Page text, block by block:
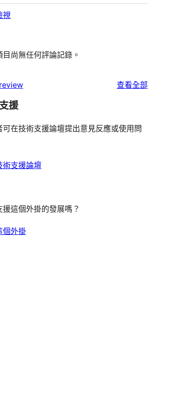
視
目尚無任何評論記錄。
查看全部
援
可在技術支援論壇提出意見反應或使用問
術支援論壇
援這個外掛的發展嗎？
個外掛